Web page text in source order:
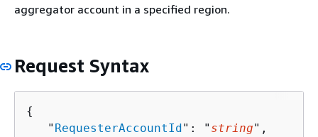
aggregator account in a specified region.
Request Syntax
{
   "
RequesterAccountId": " string",